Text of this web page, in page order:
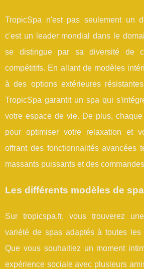
TropicSpa n'est pas seulement un
c'est un leader mondial dans le
se distingue par sa diversité de
compétitifs. En allant de modèles
à des options extérieures
TropicSpa garantit un spa qui
votre espace de vie. De plus,
pour optimiser votre relaxation et
offrant des fonctionnalités avancées
massants puissants et des
Les différents modèles de
Sur tropicspa.fr, vous trouverez
variété de spas adaptés à toutes
Que vous souhaitiez un moment
expérience sociale avec plusieurs